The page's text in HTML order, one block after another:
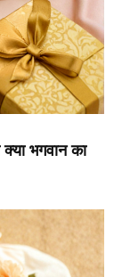
भगवान का